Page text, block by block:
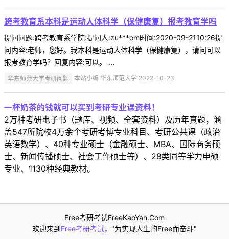
跨考教育系本科是运动人体科学（保健康复）报考教育学吗
提问问题:跨考教育系学院:提问人:zu***om时间:2020-09-2110:26提
问内容:老师，您好。我本科是运动人体科学（保健康复），请问可以
报考教育学吗？回复内容:可以。 ...
华东师范大学考研问题 本站小编 华东师范大学 2022-10-23
一杯奶茶的钱就可以买到考研专业课资料！
2万种考研电子书（题库、视频、全套资料）及历年真题，涵
盖547所院校4万余个考研考博专业科目、考研公共课（政治
英语数学）、40种专业硕士（金融硕士、MBA、国际商务硕
士、新闻传播硕士、社会工作硕士等）、28类同等学力申硕
专业、1130种经典教材。
Free考研考试FreeKaoYan.Com
欢迎来到Free考研考试，"为实现人生的Free而奋斗"